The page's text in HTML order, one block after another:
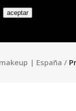
Contacto
| España /
aceptar